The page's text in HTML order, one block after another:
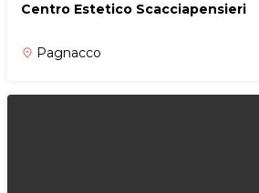
Centro Estetico Scacciapensieri
place Pagnacco